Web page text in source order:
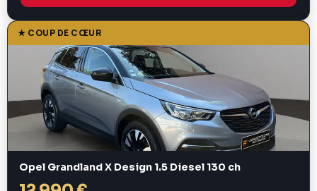
★ COUP DE CŒUR
Opel Grandland X Design 1.5 Diesel 130 ch